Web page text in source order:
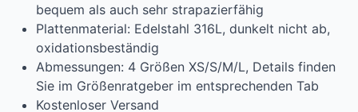
bequem als auch sehr strapazierfähig
Plattenmaterial: Edelstahl 316L, dunkelt nicht ab,
oxidationsbeständig
Abmessungen: 4 Größen XS/S/M/L, Details finden
Sie im Größenratgeber im entsprechenden Tab
Kostenloser Versand